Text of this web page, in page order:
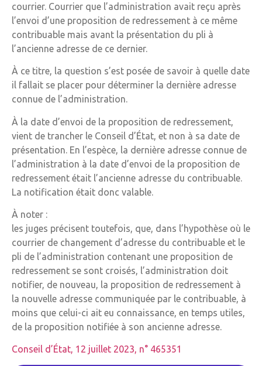
courrier. Courrier que l’administration avait reçu après
l’envoi d’une proposition de redressement à ce même
contribuable mais avant la présentation du pli à
l’ancienne adresse de ce dernier.
À ce titre, la question s’est posée de savoir à quelle date
il fallait se placer pour déterminer la dernière adresse
connue de l’administration.
À la date d’envoi de la proposition de redressement,
vient de trancher le Conseil d’État, et non à sa date de
présentation. En l’espèce, la dernière adresse connue de
l’administration à la date d’envoi de la proposition de
redressement était l’ancienne adresse du contribuable.
La notification était donc valable.
À noter :
les juges précisent toutefois, que, dans l’hypothèse où le
courrier de changement d’adresse du contribuable et le
pli de l’administration contenant une proposition de
redressement se sont croisés, l’administration doit
notifier, de nouveau, la proposition de redressement à
la nouvelle adresse communiquée par le contribuable, à
moins que celui-ci ait eu connaissance, en temps utiles,
de la proposition notifiée à son ancienne adresse.
Conseil d’État, 12 juillet 2023, n° 465351